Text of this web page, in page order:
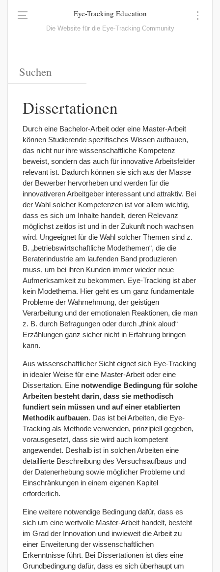
Eye-Tracking Education
Die Website für die Eye-Tracking Community
Dissertationen
Durch eine Bachelor-Arbeit oder eine Master-Arbeit
können Studierende spezifisches Wissen aufbauen,
das nicht nur ihre wissenschaftliche Kompetenz
beweist, sondern das auch für innovative Arbeitsfelder
relevant ist. Dadurch können sie sich aus der Masse
der Bewerber hervorheben und werden für die
innovativeren Arbeitgeber interessant und attraktiv. Bei
der Wahl solcher Kompetenzen ist vor allem wichtig,
dass es sich um Inhalte handelt, deren Relevanz
möglichst zeitlos ist und in der Zukunft noch wachsen
wird. Ungeeignet für die Wahl solcher Themen sind z.
B. „betriebswirtschaftliche Modethemen“, die die
Beraterindustrie am laufenden Band produzieren
muss, um bei ihren Kunden immer wieder neue
Aufmerksamkeit zu bekommen. Eye-Tracking ist aber
kein Modethema. Hier geht es um ganz fundamentale
Probleme der Wahrnehmung, der geistigen
Verarbeitung und der emotionalen Reaktionen, die man
z. B. durch Befragungen oder durch „think aloud“
Erzählungen ganz sicher nicht in Erfahrung bringen
kann.
Aus wissenschaftlicher Sicht eignet sich Eye-Tracking
in idealer Weise für eine Master-Arbeit oder eine
Dissertation. Eine notwendige Bedingung für solche
Arbeiten besteht darin, dass sie methodisch
fundiert sein müssen und auf einer etablierten
Methodik aufbauen. Das ist bei Arbeiten, die Eye-
Tracking als Methode verwenden, prinzipiell gegeben,
vorausgesetzt, dass sie wird auch kompetent
angewendet. Deshalb ist in solchen Arbeiten eine
detaillierte Beschreibung des Versuchsaufbaus und
der Datenerhebung sowie möglicher Probleme und
Einschränkungen in einem eigenen Kapitel
erforderlich.
Eine weitere notwendige Bedingung dafür, dass es
sich um eine wertvolle Master-Arbeit handelt, besteht
im Grad der Innovation und inwieweit die Arbeit zu
einer Erweiterung der wissenschaftlichen
Erkenntnisse führt. Bei Dissertationen ist dies eine
Grundbedingung dafür, dass es sich überhaupt um